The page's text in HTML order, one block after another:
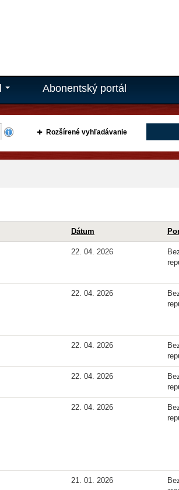
Abonentský portál
Rozšírené vyhľadávanie
Dátum
22. 04. 2026
22. 04. 2026
22. 04. 2026
22. 04. 2026
22. 04. 2026
21. 01. 2026